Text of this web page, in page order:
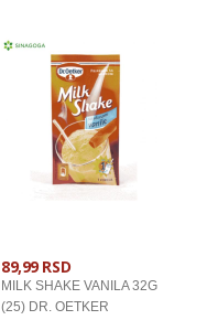
89,99 RSD
MILK SHAKE VANILA 32G
(25) DR. OETKER